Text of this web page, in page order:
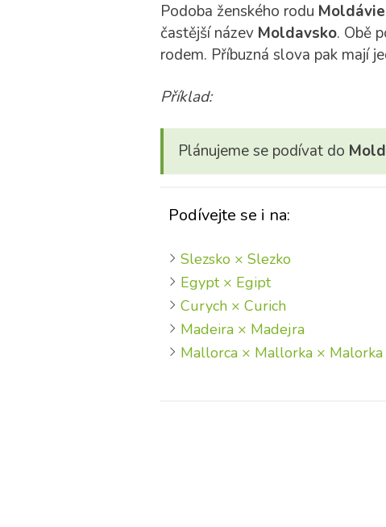
Podoba ženského rodu Moldávie
častější název Moldavsko. Obě
rodem. Příbuzná slova pak mají
Příklad:
Plánujeme se podívat do
Podívejte se i na:
Slezsko × Slezko
Egypt × Egipt
Curych × Curich
Madeira × Madejra
Mallorca × Mallorka ×